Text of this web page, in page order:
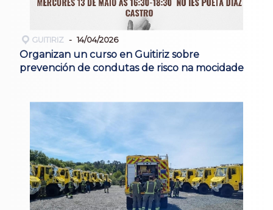
GUITIRIZ 14/04/2026
Organizan un curso en Guitiriz sobre
prevención de condutas de risco na mocidade